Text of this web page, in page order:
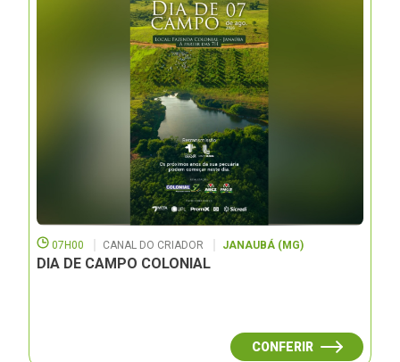
07H00 CANAL DO CRIADOR JANAUBÁ (MG)
DIA DE CAMPO COLONIAL
CONFERIR